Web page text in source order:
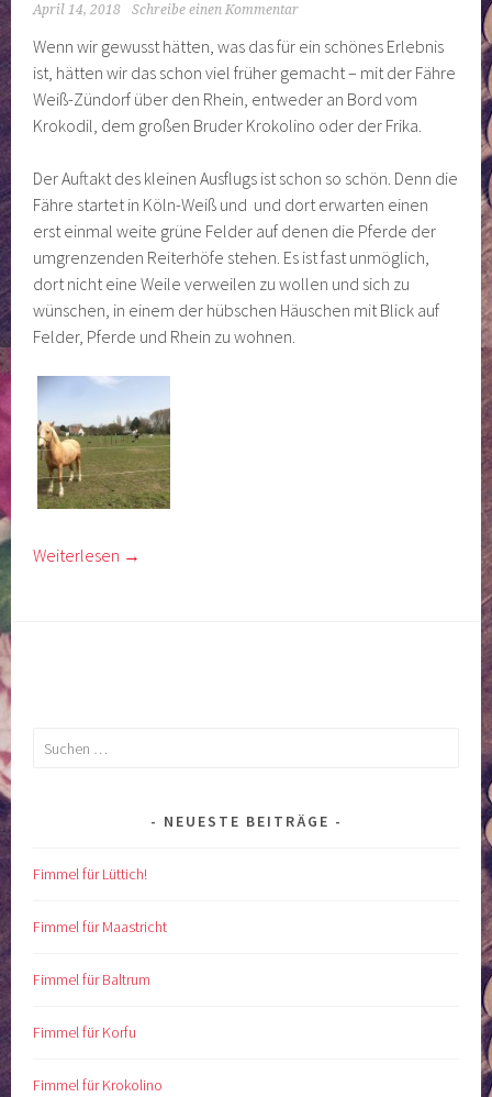
April 14, 2018 Schreibe einen Kommentar
Wenn wir gewusst hätten, was das für ein schönes Erlebnis
ist, hätten wir das schon viel früher gemacht – mit der Fähre
Weiß-Zündorf über den Rhein, entweder an Bord vom
Krokodil, dem großen Bruder Krokolino oder der Frika.
Der Auftakt des kleinen Ausflugs ist schon so schön. Denn die
Fähre startet in Köln-Weiß und und dort erwarten einen
erst einmal weite grüne Felder auf denen die Pferde der
umgrenzenden Reiterhöfe stehen. Es ist fast unmöglich,
dort nicht eine Weile verweilen zu wollen und sich zu
wünschen, in einem der hübschen Häuschen mit Blick auf
Felder, Pferde und Rhein zu wohnen.
Weiterlesen →
Suchen
NEUESTE BEITRÄGE
Fimmel für Lüttich!
Fimmel für Maastricht
Fimmel für Baltrum
Fimmel für Korfu
Fimmel für Krokolino